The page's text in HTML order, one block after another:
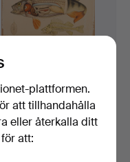
2 st,
14 jul 2026
plattformen.
att tillhandahålla
eller återkalla ditt
att: